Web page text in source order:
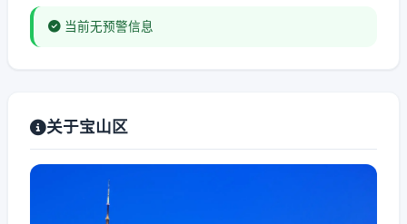
当前无预警信息
关于宝山区